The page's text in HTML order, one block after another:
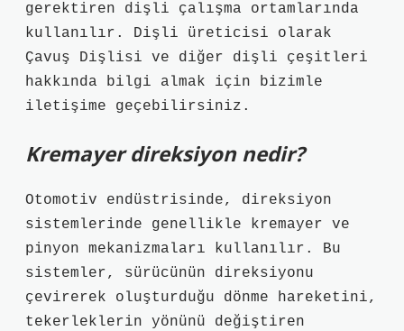
gerektiren dişli çalışma ortamlarında
kullanılır. Dişli üreticisi olarak
Çavuş Dişlisi ve diğer dişli çeşitleri
hakkında bilgi almak için bizimle
iletişime geçebilirsiniz.
Kremayer direksiyon nedir?
Otomotiv endüstrisinde, direksiyon
sistemlerinde genellikle kremayer ve
pinyon mekanizmaları kullanılır. Bu
sistemler, sürücünün direksiyonu
çevirerek oluşturduğu dönme hareketini,
tekerleklerin yönünü değiştiren